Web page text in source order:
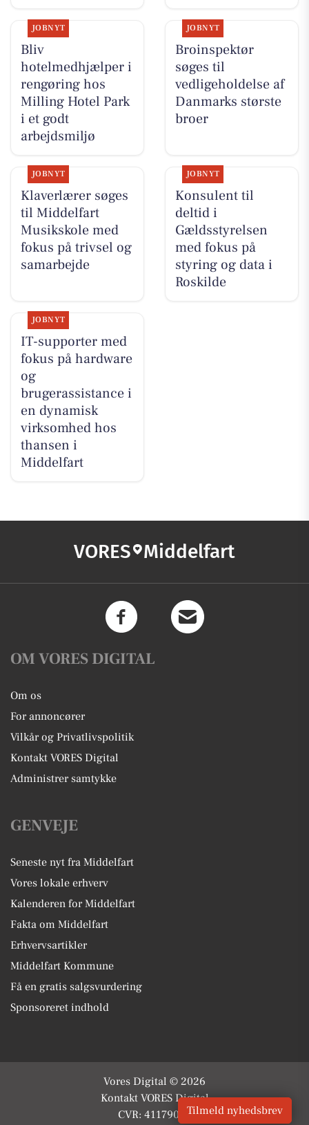
JOBNYT
Bliv
hotelmedhjælper i
rengøring hos
Milling Hotel Park
i et godt
arbejdsmiljø
JOBNYT
Broinspektør
søges til
vedligeholdelse af
Danmarks største
broer
JOBNYT
Klaverlærer søges
til Middelfart
Musikskole med
fokus på trivsel og
samarbejde
JOBNYT
Konsulent til
deltid i
Gældsstyrelsen
med fokus på
styring og data i
Roskilde
JOBNYT
IT-supporter med
fokus på hardware
og
brugerassistance i
en dynamisk
virksomhed hos
thansen i
Middelfart
VORES Middelfart
OM VORES DIGITAL
Om os
For annoncører
Vilkår og Privatlivspolitik
Kontakt VORES Digital
Administrer samtykke
GENVEJE
Seneste nyt fra Middelfart
Vores lokale erhverv
Kalenderen for Middelfart
Fakta om Middelfart
Erhvervsartikler
Middelfart Kommune
Få en gratis salgsvurdering
Sponsoreret indhold
Vores Digital © 2026
Kontakt VORES Digital
CVR: 41179082Tilmeld nyhedsbrev